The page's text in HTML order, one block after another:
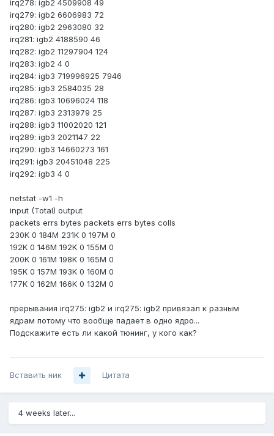
irq278: igb2 4509908 49
irq279: igb2 6606983 72
irq280: igb2 2963080 32
irq281: igb2 4188590 46
irq282: igb2 11297904 124
irq283: igb2 4 0
irq284: igb3 719996925 7946
irq285: igb3 2584035 28
irq286: igb3 10696024 118
irq287: igb3 2313979 25
irq288: igb3 11002020 121
irq289: igb3 2021147 22
irq290: igb3 14660273 161
irq291: igb3 20451048 225
irq292: igb3 4 0
netstat -w1 -h
input (Total) output
packets errs bytes packets errs bytes colls
230K 0 184M 231K 0 197M 0
192K 0 146M 192K 0 155M 0
200K 0 161M 198K 0 165M 0
195K 0 157M 193K 0 160M 0
177K 0 162M 166K 0 132M 0
прерывания irq275: igb2 и irq275: igb2 привязал к разным
ядрам потому что вообще падает в одно ядро...
Подскажите есть ли какой тюнинг, у кого как?
Вставить ник Цитата
4 weeks later...